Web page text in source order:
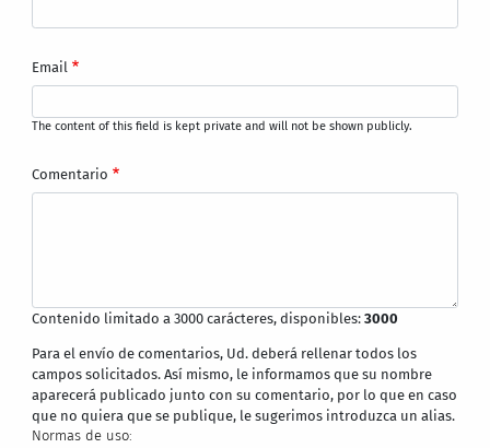
Email
The content of this field is kept private and will not be shown publicly.
Comentario
Contenido limitado a 3000 carácteres, disponibles:3000
Para el envío de comentarios, Ud. deberá rellenar todos los
campos solicitados. Así mismo, le informamos que su nombre
aparecerá publicado junto con su comentario, por lo que en caso
que no quiera que se publique, le sugerimos introduzca un alias.
Normas de uso: